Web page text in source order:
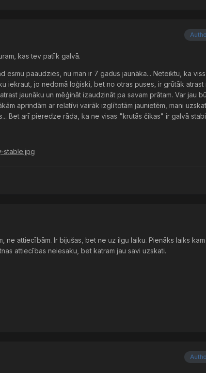
kas tev patīk galvā.
esmu paaudzies, nu man ir 7 gadus jaunāka... Neteiktu, ka
iekraut, jo nedomā loģiski, bet no otras puses, ir grūtāk atrast
jaunāku un mēģināt izaudzināt pa savam prātam. Var jau
aprindām ar relatīvi vairāk izglītotām jaunietēm, mani
Bet arī pieredze rāda, ka ne visas "krutās čikas" ir galvā
ne attiecībām. Ir bijušas, bet ne uz ilgu laiku. Pienāks laiks
attiecības neiesaku, bet katram jau savi uzskati.